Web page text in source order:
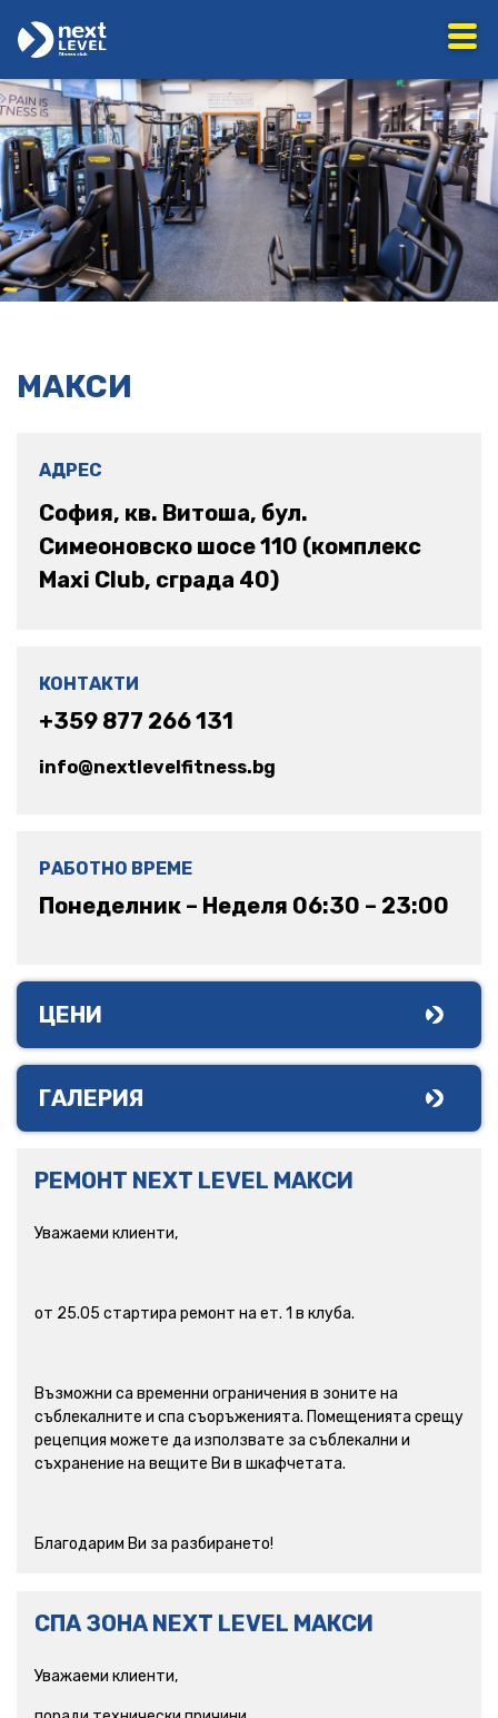
МАКСИ
РЕМОНТ NEXT LEVEL МАКСИ
Уважаеми клиенти,
от 25.05 стартира ремонт на ет. 1 в клуба.
Възможни са временни ограничения в зоните на
съблекалните и спа съоръженията. Помещенията срещу
рецепция можете да използвате за съблекални и
съхранение на вещите Ви в шкафчетата.
Благодарим Ви за разбирането!
СПА ЗОНА NEXT LEVEL МАКСИ
Уважаеми клиенти,
АДРЕС
София, кв. Витоша, бул.
Симеоновско шосе 110 (комплекс
Maxi Club, сграда 40)
КОНТАКТИ
+359 877 266 131
info@nextlevelfitness.bg
РАБОТНО ВРЕМЕ
Понеделник – Неделя 06:30 – 23:00
ЦЕНИ
ГАЛЕРИЯ